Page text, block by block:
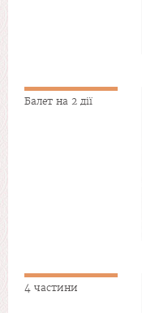
Балет на 2 дії
4 частини